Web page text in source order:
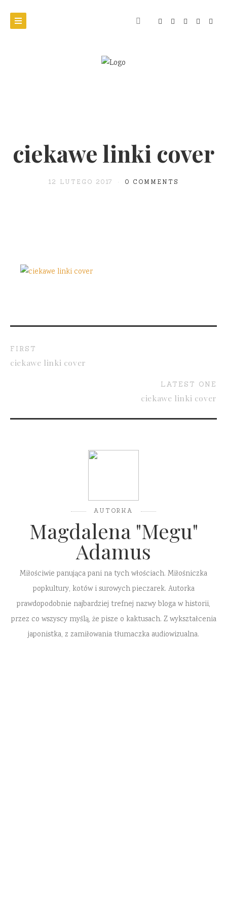
ciekawe linki cover
12 LUTEGO 2017 0 COMMENTS
FIRST
ciekawe linki cover
LATEST ONE
ciekawe linki cover
AUTORKA
Magdalena "Megu"
Adamus
Miłościwie panująca pani na tych włościach. Miłośniczka
popkultury, kotów i surowych pieczarek. Autorka
prawdopodobnie najbardziej trefnej nazwy bloga w historii,
przez co wszyscy myślą, że pisze o kaktusach. Z wykształcenia
japonistka, z zamiłowania tłumaczka audiowizualna.